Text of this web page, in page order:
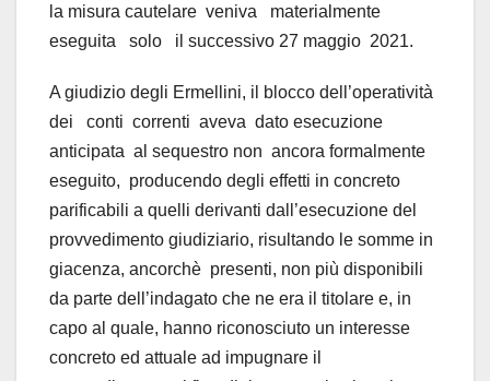
la misura cautelare veniva materialmente
eseguita solo il successivo 27 maggio 2021.
A giudizio degli Ermellini, il blocco dell’operatività
dei conti correnti aveva dato esecuzione
anticipata al sequestro non ancora formalmente
eseguito, producendo degli effetti in concreto
parificabili a quelli derivanti dall’esecuzione del
provvedimento giudiziario, risultando le somme in
giacenza, ancorchè presenti, non più disponibili
da parte dell’indagato che ne era il titolare e, in
capo al quale, hanno riconosciuto un interesse
concreto ed attuale ad impugnare il